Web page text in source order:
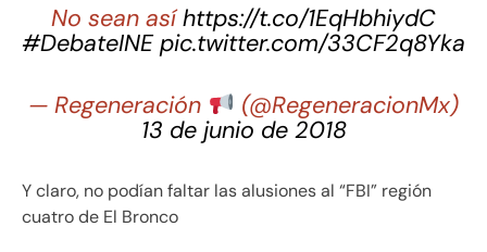
No sean asíhttps://t.co/1EqHbhiydC
#DebateINE pic.twitter.com/33CF2q8Yka
— Regeneración
󠁲 (@RegeneracionMx)
13 de junio de 2018
Y claro, no podían faltar las alusiones al “FBI” región
cuatro de El Bronco